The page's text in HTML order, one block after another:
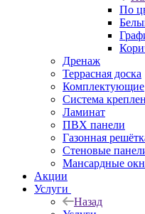
По
Дренаж
Террасная доска
Комплектующие
Система
Ламинат
ПВХ панели
Газонная
Стеновые
Мансардные
Акции
Услуги
Назад